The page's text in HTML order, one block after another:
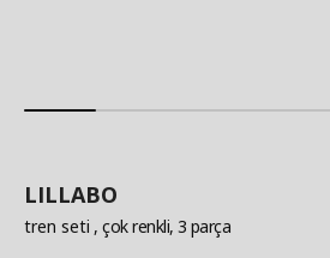
LILLABO
tren seti , çok renkli, 3 parça